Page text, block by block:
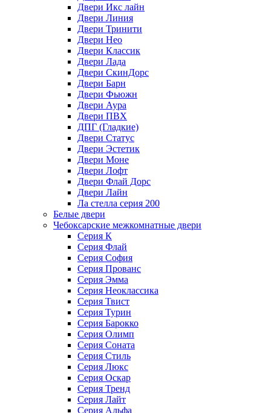
Двери Икс лайн
Двери Линия
Двери Тринити
Двери Нео
Двери Классик
Двери Лада
Двери СкинДорс
Двери Барн
Двери Фьюжн
Двери Аура
Двери ПВХ
ДПГ (Гладкие)
Двери Статус
Двери Эстетик
Двери Моне
Двери Лофт
Двери Флай Дорс
Двери Лайн
Ла стелла серия 200
Белые двери
Чебоксарские межкомнатные двери
Серия К
Серия Флай
Серия София
Серия Прованс
Серия Эмма
Серия Неоклассика
Серия Твист
Серия Турин
Серия Барокко
Серия Олимп
Серия Соната
Серия Стиль
Серия Люкс
Серия Оскар
Серия Тренд
Серия Лайт
Серия Альфа